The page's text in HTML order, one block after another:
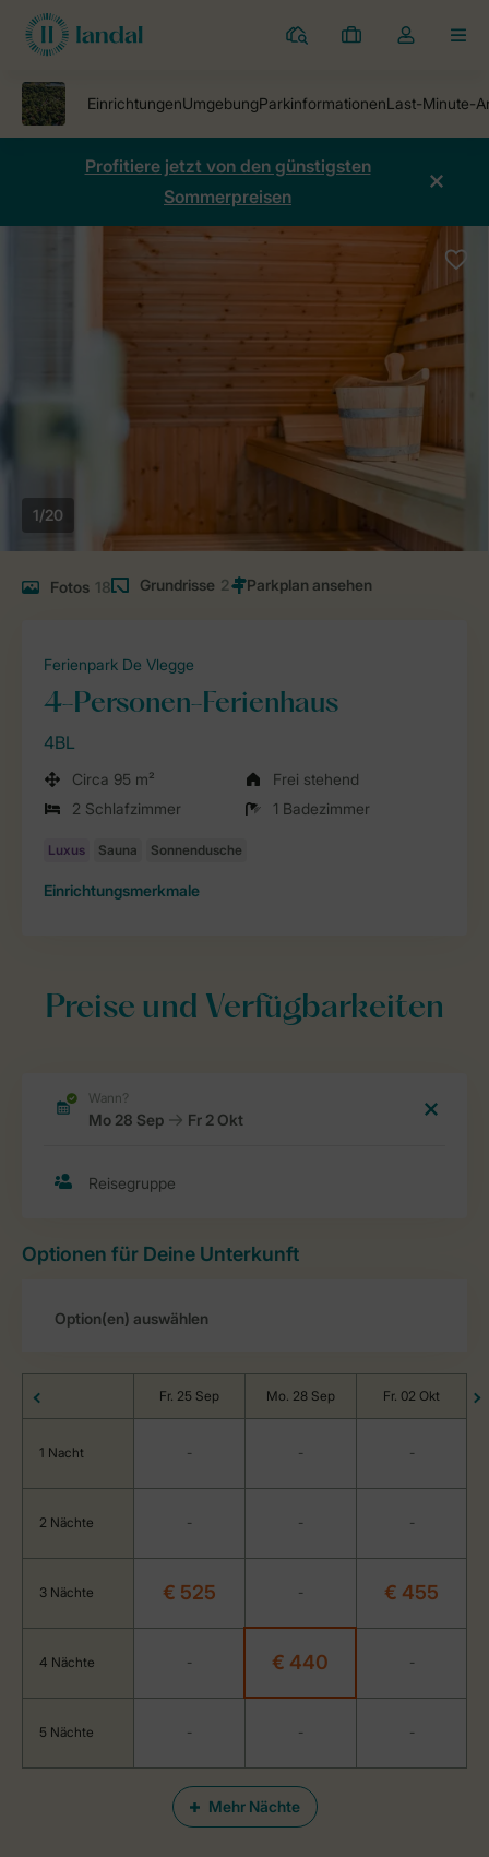
Ferienparks
Meine
Dropdown-
öffnen
Profitiere jetzt von den günstigsten
Sommerpreisen
1/20
Fotos 18 Grundrisse 2
Ferienpark De Vlegge
4-Personen-Ferienhaus
4BL
Circa 95 m²
Frei stehend
2 Schlafzimmer
1 Badezimmer
Einrichtungsmerkmale
Preise und Verfügbarkeiten
Optionen für Deine Unterkunft
Mehr Nächte
Fr. 25 Sep Mo. 28 Sep Fr. 02 Okt
1 Nacht - - -
2 Nächte - - -
3 Nächte € 525 - € 455
4 Nächte - € 440 -
5 Nächte - - -